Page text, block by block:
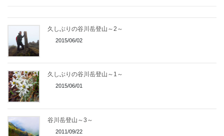
久しぶりの谷川岳登山～2～
2015/06/02
久しぶりの谷川岳登山～1～
2015/06/01
谷川岳登山～3～
2011/09/22